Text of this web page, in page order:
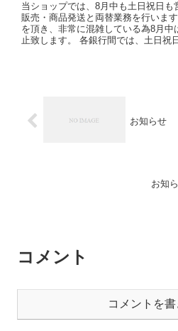
当ショップでは、8月中も土日祝日
販売・商品発送と両替業務を行いま
を頂き、非常に混雑している為8月
止致します。 各銀行間では、土日祝
お知らせ
お知
コメント
コメントを